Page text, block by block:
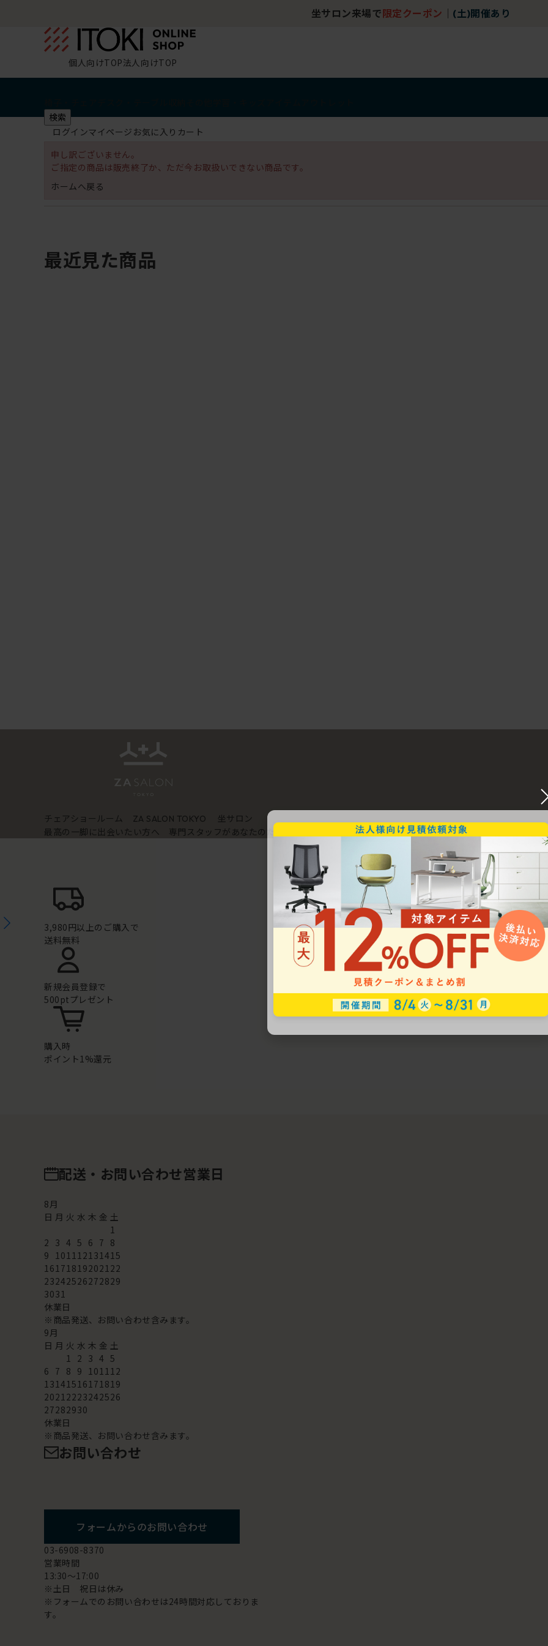
坐サロン来場で 限定クーポン (土)開催あり
個人向けTOP法人向けTOP
検索
ログインマイページ お気に入り カート
申し訳ございません。
ご指定の商品は販売終了か、ただ今お取扱いできない商品です。
ホームへ戻る
最近見た商品
チェアショールーム ZA SALON TOKYO
坐サロン
最高の一脚に出会いたい方へ 専門スタッフがあなたのための椅子選びをサポートいたします。
3,980円以上のご購入で
送料無料
新規会員登録で
500ptプレゼント
購入時
ポイント1%還元
配送・お問い合わせ営業日
8月
日 月 火 水 木 金 土
1
2 3 4 5 6 7 8
9 101112131415
16171819202122
23242526272829
3031
休業日
※商品発送、お問い合わせ含みます。
9月
日 月 火 水 木 金 土
1 2 3 4 5
6 7 8 9 101112
13141516171819
20212223242526
27282930
休業日
※商品発送、お問い合わせ含みます。
お問い合わせ
フォームからのお問い合わせ
03-6908-8370
営業時間
13:30～17:00
※土日 祝日は休み
※フォームでのお問い合わせは24時間対応しておりま
す。